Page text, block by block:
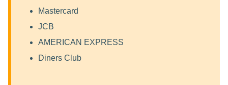
Mastercard
JCB
AMERICAN EXPRESS
Diners Club